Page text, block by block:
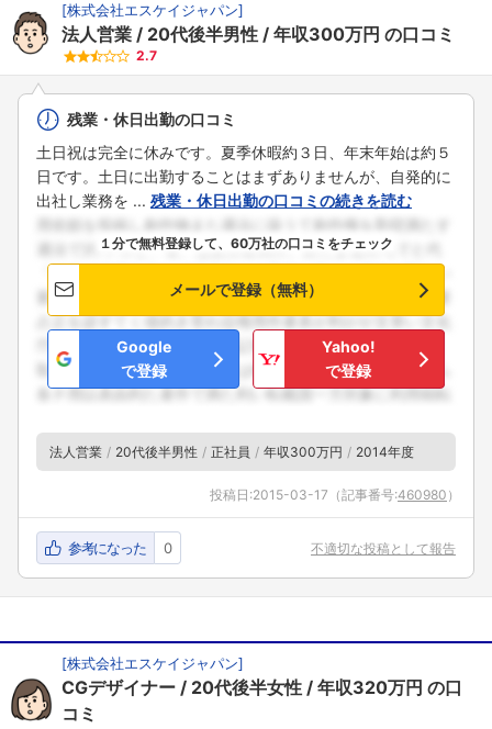
[株式会社エスケイジャパン]
法人営業 20代後半男性 年収300万円 の口コミ
2.7
残業・休日出勤の口コミ
土日祝は完全に休みです。夏季休暇約３日、年末年始は約５
日です。土日に出勤することはまずありませんが、自発的に
出社し業務を ... 残業・休日出勤の口コミの続きを読む
１分で無料登録して、60万社の口コミをチェック
メールで登録（無料）
Google
で登録
Yahoo!
で登録
法人営業 20代後半男性 正社員 年収300万円 2014年度
投稿日:2015-03-17 （記事番号:460980 ）
参考になった 0 不適切な投稿として報告
[株式会社エスケイジャパン]
CGデザイナー 20代後半女性 年収320万円 の口
コミ